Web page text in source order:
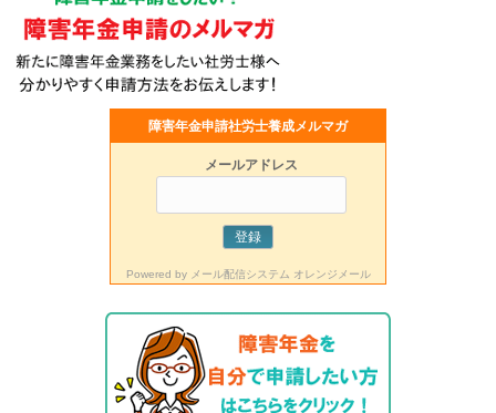
障害年金申請社労士養成メルマガ
メールアドレス
Powered by メール配信システム オレンジメール